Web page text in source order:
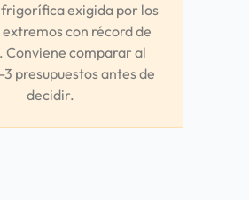
exigida por los
con récord de
Conviene comparar al
3 presupuestos antes de
decidir.